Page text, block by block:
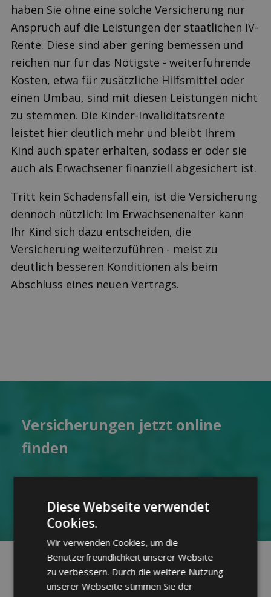
haben Sie ohne eine solche Versicherung nur
Anspruch auf die Leistungen der staatlichen IV-
Rente. Diese sind aber gering bemessen und
reichen nur für das Nötigste - weiterführende
Kosten, etwa für zusätzliche Hilfsmittel oder
einen Umbau, sind mit diesen Leistungen nicht
zu stemmen. Die Kinder-Invaliditätsrente
leistet hier deutlich mehr und bleibt Ihrem
Kind auch später erhalten, sodass er oder sie
auch als Erwachsener finanziell abgesichert ist.
Tritt kein Schadensfall ein, ist die Versicherung
dennoch nützlich: Im Erwachsenenalter kann
Ihr Kind sich dazu entscheiden, die
Versicherung weiterzuführen - meist zu
deutlich besseren Konditionen als beim
Abschluss eines neuen Vertrags.
Versicher­ungen jetzt online
finden
Diese Webseite verwendet
Cookies.
Wir verwenden Cookies, um die
Benutzerfreundlichkeit unserer Website
zu verbessern. Durch die weitere Nutzung
unserer Webseite stimmen Sie der